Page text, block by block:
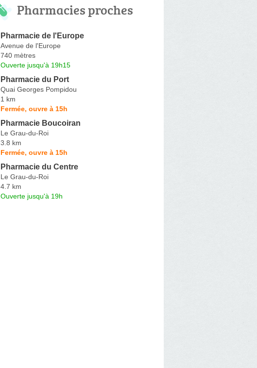
Pharmacies proches
Pharmacie de l'Europe
Avenue de l'Europe
740 mètres
Ouverte jusqu'à 19h15
Pharmacie du Port
Quai Georges Pompidou
1 km
Fermée, ouvre à 15h
Pharmacie Boucoiran
Le Grau-du-Roi
3.8 km
Fermée, ouvre à 15h
Pharmacie du Centre
Le Grau-du-Roi
4.7 km
Ouverte jusqu'à 19h